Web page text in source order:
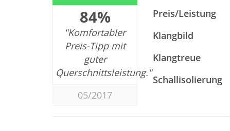
84%
"Komfortabler
Preis-Tipp mit
guter
Querschnittsleistung."
05/2017
Preis/Leistung
Klangbild
Klangtreue
Schallisolierung